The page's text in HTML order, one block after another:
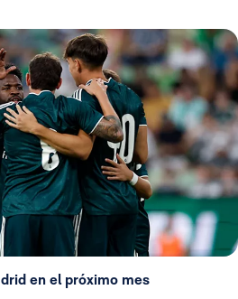
en el próximo mes